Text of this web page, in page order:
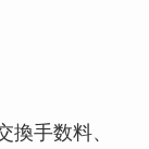
換手数料、